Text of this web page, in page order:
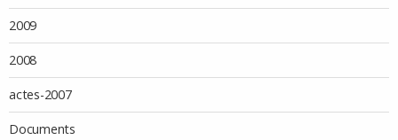
2009
2008
actes-2007
Documents